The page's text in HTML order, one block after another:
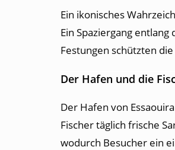
Ein ikonisches
Ein Spaziergang
Festungen schützten
Der Hafen und die
Der Hafen von
Fischer täglich frische
wodurch Besucher ein